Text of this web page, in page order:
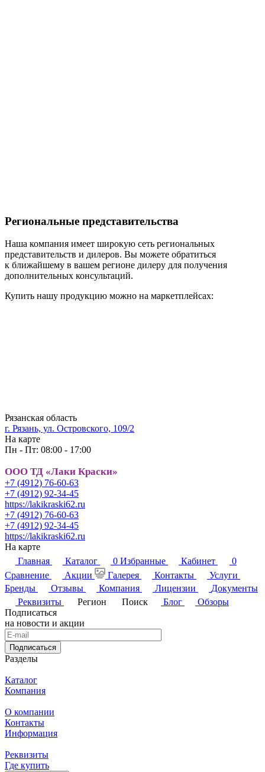
Региональные представительства
Наша компания имеет широкую сеть региональных
представительств и дилеров. Вы можете обратиться
к ближайшему в вашем регионе дилеру для получения
дополнительных консультаций.
Купить нашу продукцию можно на маркетплейсах:
Рязанская область
г. Рязань, ул. Островского, 109/2
На карте
Пн - Пт: 08:00 - 17:00
ООО ТД «Лаки Краски»
+7 (4912) 76-60-63
+7 (4912) 92-34-45
https://lakikraski62.ru
+7 (4912) 76-60-63
+7 (4912) 92-34-45
https://lakikraski62.ru
На карте
Главная
Каталог 0 Избранные Кабинет
0
Сравнение
Акции Галерея Контакты
Услуги
Бренды
Отзывы Компания Лицензии
Документы
Реквизиты
Регион Поиск Блог
Обзоры
Подписаться
на новости и акции
Подписаться
Разделы
Каталог
Компания
О компании
Контакты
Информация
Реквизиты
Где купить